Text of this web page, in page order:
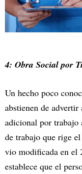
4: Obra Social por
Un hecho poco
abstienen de
adicional por
de trabajo que rige
vio modificada en el
establece que el